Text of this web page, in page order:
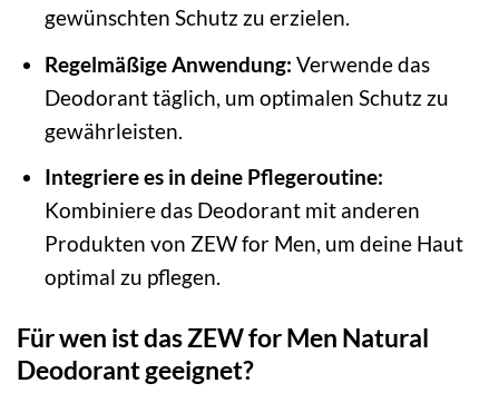
gewünschten Schutz zu erzielen.
Regelmäßige Anwendung: Verwende das
Deodorant täglich, um optimalen Schutz zu
gewährleisten.
Integriere es in deine Pflegeroutine:
Kombiniere das Deodorant mit anderen
Produkten von ZEW for Men, um deine Haut
optimal zu pflegen.
Für wen ist das ZEW for Men Natural
Deodorant geeignet?